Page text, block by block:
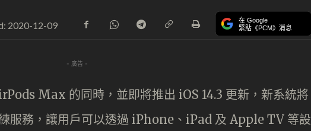
2020-12-09 在 Google
緊貼《PCM》消息
- 廣告 -
Max 的同時，並即將推出 iOS 14.3 更新，新系統將
服務，讓用戶可以透過 iPhone、iPad 及 Apple TV 等設